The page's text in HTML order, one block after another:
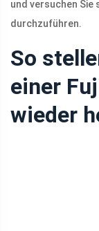
und versuchen
durchzuführen.
So
einer
wieder